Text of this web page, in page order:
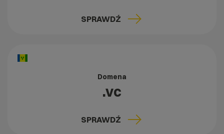
SPRAWDŹ
Domena
.vc
SPRAWDŹ